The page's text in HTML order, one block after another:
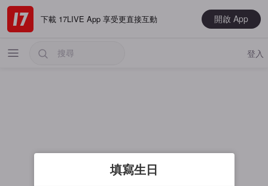
下載 17LIVE App 享受更直接互動 開啟 App
最新
登入
填寫生日